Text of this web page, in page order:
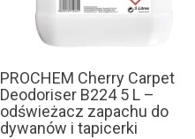
PROCHEM Cherry Carpet
Deodoriser B224 5 L –
odświeżacz zapachu do
dywanów i tapicerki